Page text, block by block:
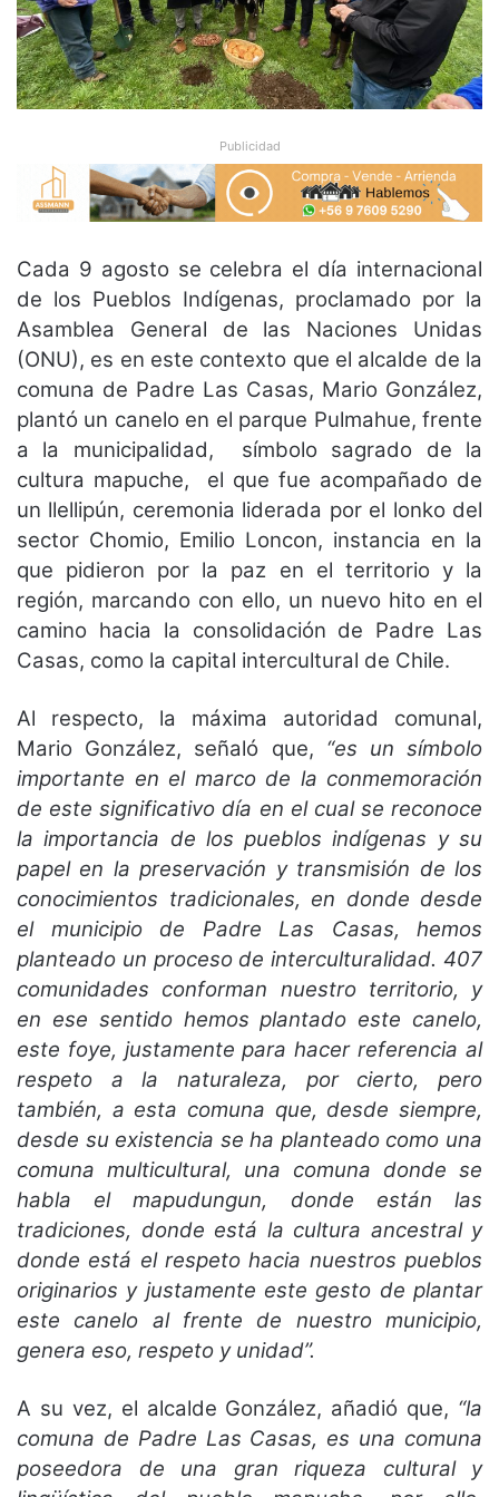
Publicidad
Cada 9 agosto se celebra el día internacional
de los Pueblos Indígenas, proclamado por la
Asamblea General de las Naciones Unidas
(ONU), es en este contexto que el alcalde de la
comuna de Padre Las Casas, Mario González,
plantó un canelo en el parque Pulmahue, frente
a la municipalidad, símbolo sagrado de la
cultura mapuche, el que fue acompañado de
un llellipún, ceremonia liderada por el lonko del
sector Chomio, Emilio Loncon, instancia en la
que pidieron por la paz en el territorio y la
región, marcando con ello, un nuevo hito en el
camino hacia la consolidación de Padre Las
Casas, como la capital intercultural de Chile.
Al respecto, la máxima autoridad comunal,
Mario González, señaló que, “es un símbolo
importante en el marco de la conmemoración
de este significativo día en el cual se reconoce
la importancia de los pueblos indígenas y su
papel en la preservación y transmisión de los
conocimientos tradicionales, en donde desde
el municipio de Padre Las Casas, hemos
planteado un proceso de interculturalidad. 407
comunidades conforman nuestro territorio, y
en ese sentido hemos plantado este canelo,
este foye, justamente para hacer referencia al
respeto a la naturaleza, por cierto, pero
también, a esta comuna que, desde siempre,
desde su existencia se ha planteado como una
comuna multicultural, una comuna donde se
habla el mapudungun, donde están las
tradiciones, donde está la cultura ancestral y
donde está el respeto hacia nuestros pueblos
originarios y justamente este gesto de plantar
este canelo al frente de nuestro municipio,
genera eso, respeto y unidad”.
A su vez, el alcalde González, añadió que, “la
comuna de Padre Las Casas, es una comuna
poseedora de una gran riqueza cultural y